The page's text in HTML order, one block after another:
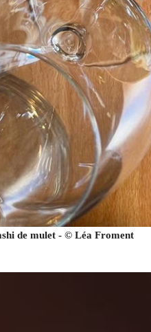
de mulet - © Léa Froment